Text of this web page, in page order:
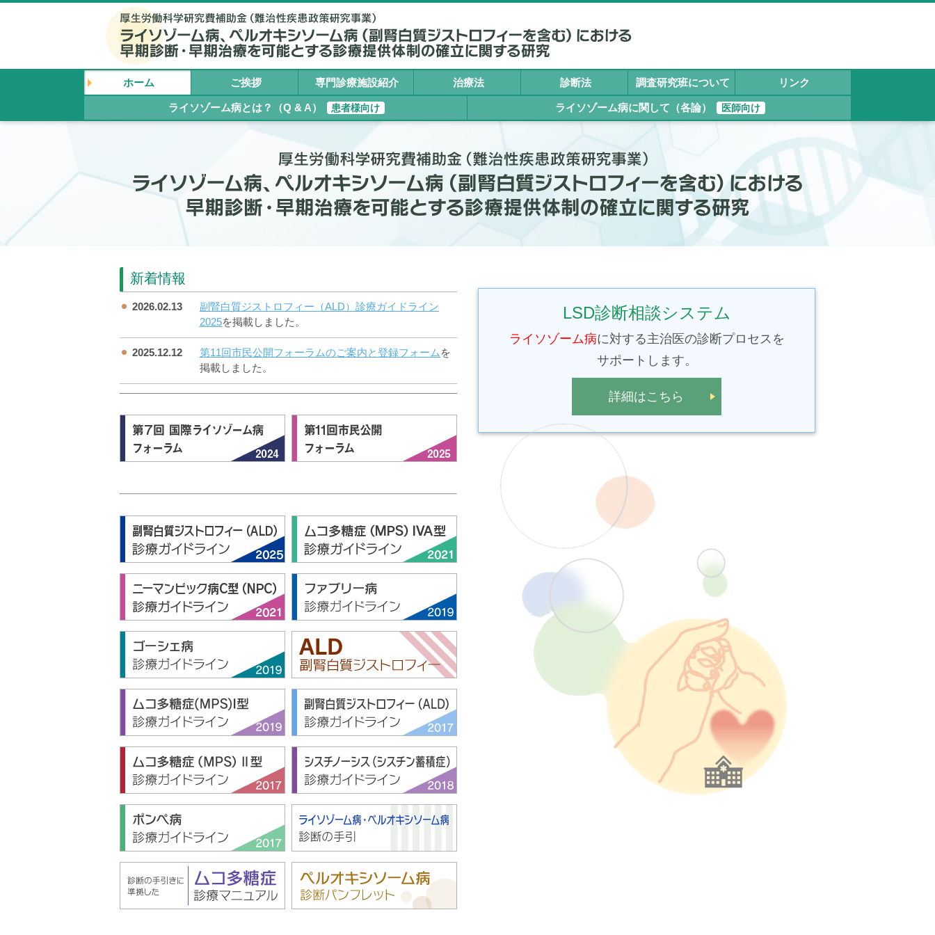
ホーム ご挨拶 専門診療施設紹介 治療法 診断法 調査研究班について リンク
ライソゾーム病とは？（Q & A） 患者様向け ライソゾーム病に関して（各論） 医師向け
新着情報
2026.02.13
副腎白質ジストロフィー（ALD）診療ガイドライン
2025を掲載しました。
2025.12.12 第11回市民公開フォーラムのご案内と登録フォームを
掲載しました。
（PD、副腎白質ジストロフィーを含む）を対象とした
拡大新生児スクリーニング（eNBS）に係る提言」
載しました。
イソゾーム病酵素補充療法についての提言」を掲載し
2019.03.29 ホームページをリニューアルしました。
LSD診断相談システム
ライソゾーム病に対する主治医の診断プロセスを
サポートします。
詳細はこちら